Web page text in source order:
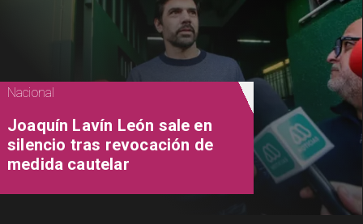
Nacional
Joaquín Lavín León sale en
silencio tras revocación de
medida cautelar